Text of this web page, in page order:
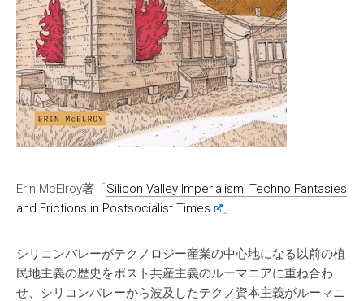
Erin McElroy著「Silicon Valley Imperialism: Techno Fantasies
and Frictions in Postsocialist Times
」
シリコンバレーがテクノロジー産業の中心地になる以前の植
民地主義の歴史をポスト共産主義のルーマニアに重ね合わ
せ、シリコンバレーから波及したテクノ資本主義がルーマニ